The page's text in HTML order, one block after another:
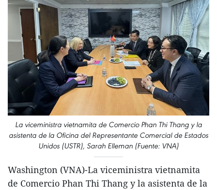
La viceministra vietnamita de Comercio Phan Thi Thang y la
asistenta de la Oficina del Representante Comercial de Estados
Unidos (USTR), Sarah Elleman (Fuente: VNA)
Washington (VNA)-La viceministra vietnamita
de Comercio Phan Thi Thang y la asistenta de la